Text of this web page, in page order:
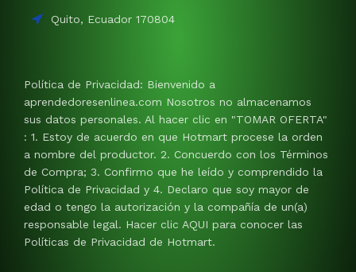
Quito, Ecuador 170804
Política de Privacidad: Bienvenido a
aprendedoresenlinea.com Nosotros no almacenamos
sus datos personales. Al hacer clic en "TOMAR OFERTA"
: 1. Estoy de acuerdo en que Hotmart procese la orden
a nombre del productor. 2. Concuerdo con los Términos
de Compra; 3. Confirmo que he leído y comprendido la
Política de Privacidad y 4. Declaro que soy mayor de
edad o tengo la autorización y la compañía de un(a)
responsable legal. Hacer clic AQUI para conocer las
Políticas de Privacidad de Hotmart.